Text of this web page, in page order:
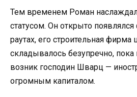
Тем временем Роман
статусом. Он открыто появлялся
раутах, его строительная фирма
складывалось безупречно, пока
возник господин Шварц —
огромным капиталом.